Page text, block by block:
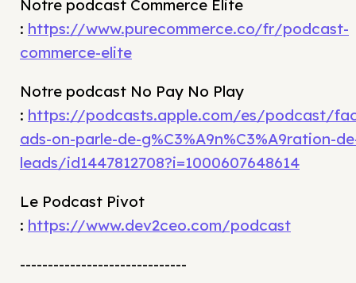
Notre podcast Commerce Élite
: https://www.purecommerce.co/fr/podcast-
commerce-elite
Notre podcast No Pay No Play
: https://podcasts.apple.com/es/podcast/
ads-on-parle-de-g%C3%A9n%C3%A9ration-
leads/id1447812708?i=1000607648614
Le Podcast Pivot
: https://www.dev2ceo.com/podcast
------------------------------